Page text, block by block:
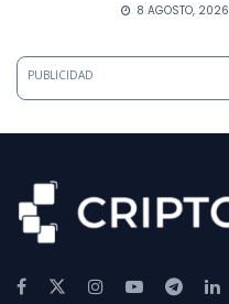
8 AGOSTO, 2026
PUBLICIDAD